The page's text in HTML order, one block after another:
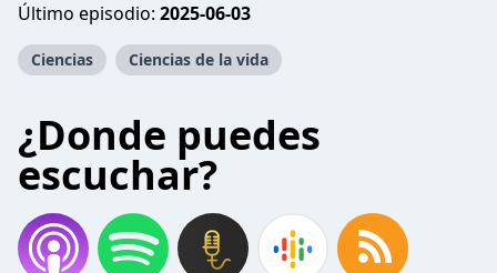
Último episodio: 2025-06-03
Ciencias Ciencias de la vida
¿Donde puedes
escuchar?